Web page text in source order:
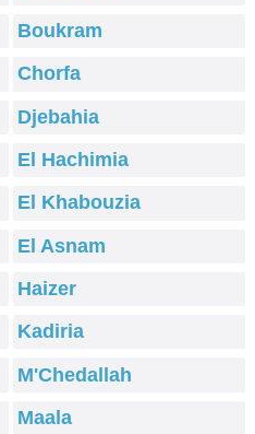
Boukram
Chorfa
Djebahia
El Hachimia
El Khabouzia
El Asnam
Haizer
Kadiria
M'Chedallah
Maala